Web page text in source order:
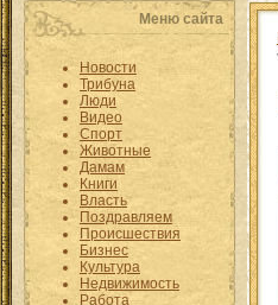
Меню сайта
Новости
Трибуна
Люди
Видео
Спорт
Животные
Дамам
Книги
Власть
Поздравляем
Происшествия
Бизнес
Культура
Недвижимость
Работа